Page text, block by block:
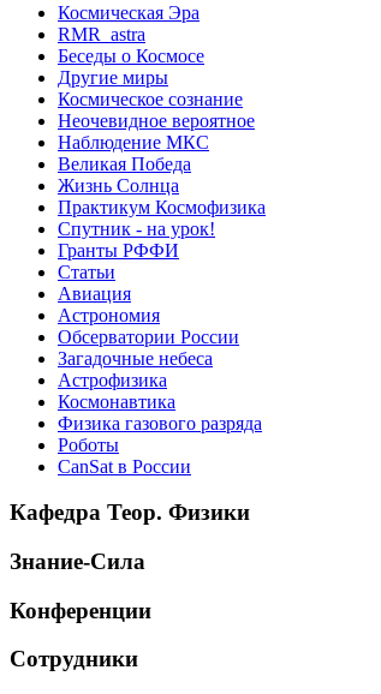
Космическая Эра
RMR_astra
Беседы о Космосе
Другие миры
Космическое сознание
Неочевидное вероятное
Наблюдение МКС
Великая Победа
Жизнь Солнца
Практикум Космофизика
Спутник - на урок!
Гранты РФФИ
Статьи
Авиация
Астрономия
Обсерватории России
Загадочные небеса
Астрофизика
Космонавтика
Физика газового разряда
Роботы
CanSat в России
Кафедра Теор. Физики
Знание-Сила
Конференции
Сотрудники